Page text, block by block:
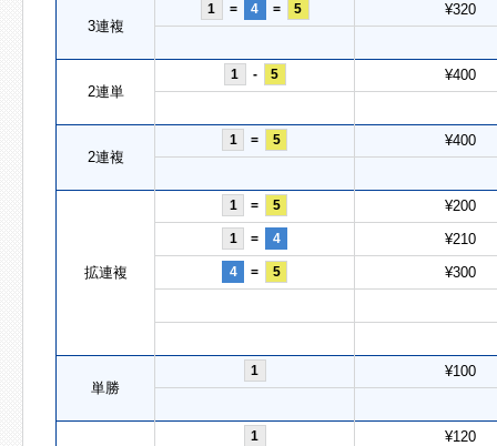
3連複
1 = 4 = 5 ¥320
2連単
1 - 5 ¥400
2連複
1 = 5 ¥400
拡連複
1 = 5 ¥200
1 = 4 ¥210
4 = 5 ¥300
単勝
1 ¥100
1 ¥120